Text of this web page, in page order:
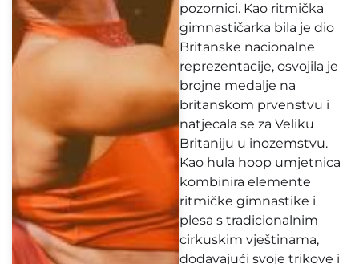
pozornici. Kao ritmička
gimnastičarka bila je dio
Britanske nacionalne
reprezentacije, osvojila je
brojne medalje na
britanskom prvenstvu i
natjecala se za Veliku
Britaniju u inozemstvu.
Kao hula hoop umjetnica
kombinira elemente
ritmičke gimnastike i
plesa s tradicionalnim
cirkuskim vještinama,
dodavajući svoje trikove i